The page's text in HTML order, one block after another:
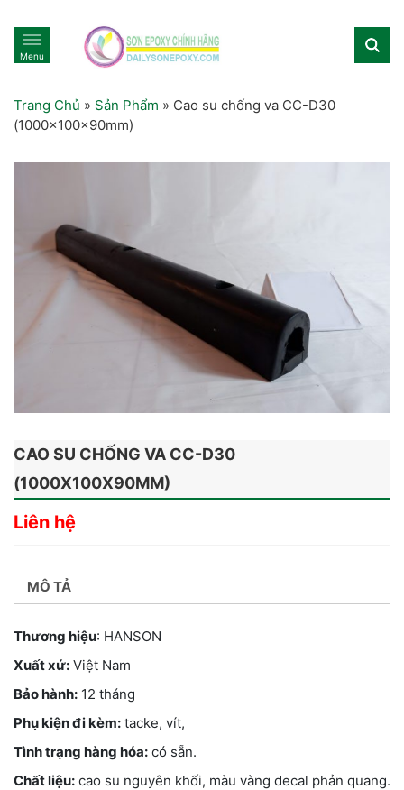
Menu
Trang Chủ » Sản Phẩm » Cao su chống va CC-D30
(1000x100x90mm)
CAO SU CHỐNG VA CC-D30
(1000X100X90MM)
Liên hệ
MÔ TẢ
Thương hiệu: HANSON
Xuất xứ: Việt Nam
Bảo hành: 12 tháng
Phụ kiện đi kèm: tacke, vít,
Tình trạng hàng hóa: có sẵn.
Chất liệu: cao su nguyên khối, màu vàng decal phản quang.